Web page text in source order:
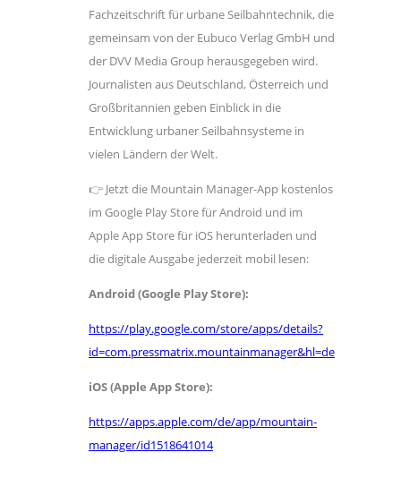
Fachzeitschrift für urbane Seilbahntechnik, die
gemeinsam von der Eubuco Verlag GmbH und
der DVV Media Group herausgegeben wird.
Journalisten aus Deutschland, Österreich und
Großbritannien geben Einblick in die
Entwicklung urbaner Seilbahnsysteme in
vielen Ländern der Welt.
👉 Jetzt die Mountain Manager-App kostenlos
im Google Play Store für Android und im
Apple App Store für iOS herunterladen und
die digitale Ausgabe jederzeit mobil lesen:
Android (Google Play Store):
https://play.google.com/store/apps/details?
id=com.pressmatrix.mountainmanager&hl=de
iOS (Apple App Store):
https://apps.apple.com/de/app/mountain-
manager/id1518641014